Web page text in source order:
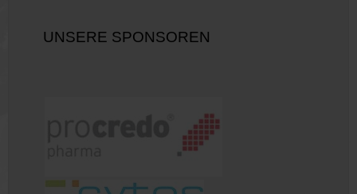
UNSERE SPONSOREN